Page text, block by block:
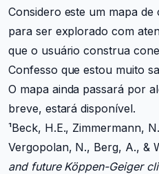
Considero este um mapa
para ser explorado com
que o usuário construa
Confesso que estou muito
O mapa ainda passará por
breve, estará disponível.
¹Beck, H.E., Zimmermann,
Vergopolan, N., Berg, A., &
and future Köppen-Geiger